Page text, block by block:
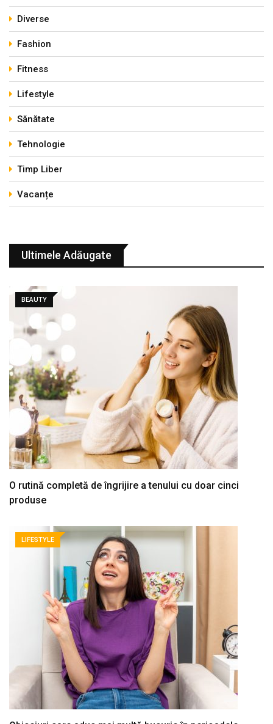
Diverse
Fashion
Fitness
Lifestyle
Sănătate
Tehnologie
Timp Liber
Vacanțe
Ultimele Adăugate
BEAUTY
O rutină completă de îngrijire a tenului cu doar cinci
produse
LIFESTYLE